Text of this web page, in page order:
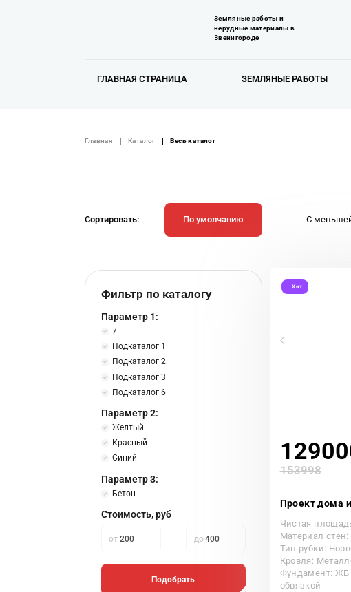
Земляные работы и
нерудные материалы в
Звенигороде
ГЛАВНАЯ СТРАНИЦА ЗЕМЛЯНЫЕ РАБОТЫ
Главная Каталог Весь каталог
Сортировать: По умолчанию С
Фильтр по каталогу
Параметр 1:
7
Подкаталог 1
Подкаталог 2
Подкаталог 3
Подкаталог 6
Параметр 2:
Желтый
Красный
Синий
Параметр 3:
Бетон
Стоимость, руб
от до
Подобрать
Хит
153998
Проект дома
Чистая
Материал
Тип рубки:
Кровля:
Фундамент: ЖБ
обвязкой